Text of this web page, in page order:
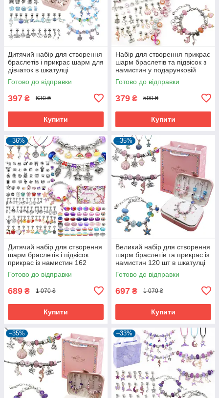
Дитячий набір для створення
браслетів і прикрас шарм для
дівчаток в шкатулці
Блакитний (60335)
Готово до відправки
397 ₴ 630 ₴
Купити
Набір для створення прикрас
шарм браслетів та підвісок з
намистин у подарунковій
коробці Рожевий (60103)
Готово до відправки
379 ₴ 590 ₴
Купити
–36%
Дитячий набір для створення
шарм браслетів і підвісок
прикрас із намистин 162
елемента (60471)
Готово до відправки
689 ₴ 1 070 ₴
Купити
–35%
Великий набір для створення
шарм браслетів та прикрас із
намистин 120 шт в шкатулці
Рожевий/Блакитний (60330)
Готово до відправки
697 ₴ 1 070 ₴
Купити
–35% –33%